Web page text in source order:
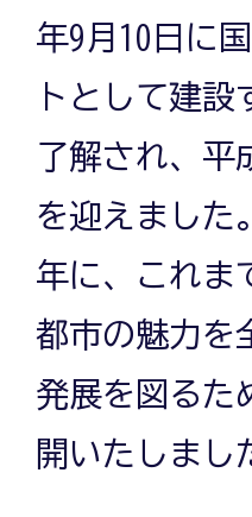
年9月10日に
トとして建
了解され、平
を迎えました
年に、これま
都市の魅力を
発展を図るた
開いたしまし